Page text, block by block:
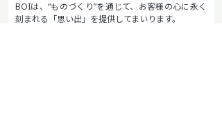
BOIは、“ものづくり”を通じて、お客様の心に永く
刻まれる「思い出」を提供してまいります。